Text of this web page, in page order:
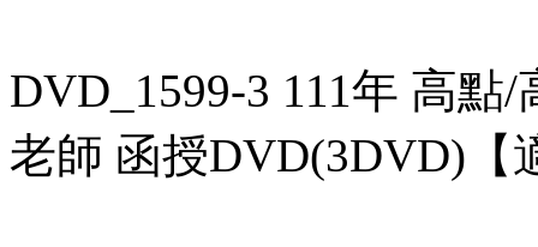
DVD_1599-3 111年 高點
老師 函授DVD(3DVD)【